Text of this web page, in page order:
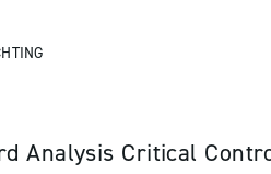
Analysis Critical